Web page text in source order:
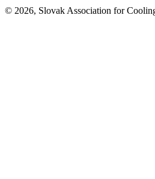
© 2026, Slovak Association for